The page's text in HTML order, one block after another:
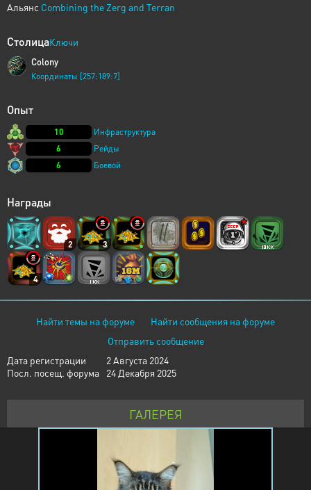
Альянс Combining the Zerg and Terran
СтолицаКлючи
Colony
Координаты [257:189:7]
Опыт
10
Инфраструктура
6
Рейды
6
Боевой
Награды
2 3
4
Найти темы на форуме
Найти сообщения на форуме
Отправить сообщение
Дата регистрации
2 Августа 2024
Посл. посещ. форума
24 Декабря 2025
ГАЛЕРЕЯ